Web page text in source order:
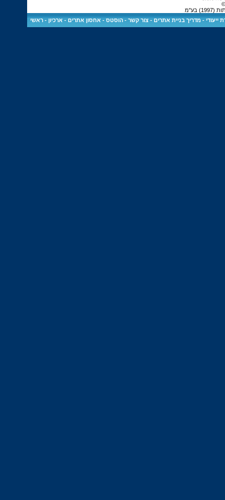
בע"מ
ייעודי -מדריך בניית אתרים -צור קשר -הוסטס - אחסון אתרים - ארכיון -ראשי